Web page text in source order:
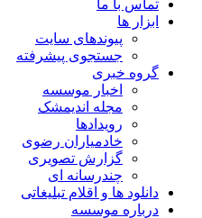
تماس با ما
ابزار ها
پیوندهای سایت
جستجوی پیشرفته
گروه خبری
اخبار موسسه
مجله اندیمشک
رویدادها
خادمیاران رضوی
گزارش تصویری
چندرسانه ای
دانلود ها و اقلام تبلیغاتی
درباره موسسه